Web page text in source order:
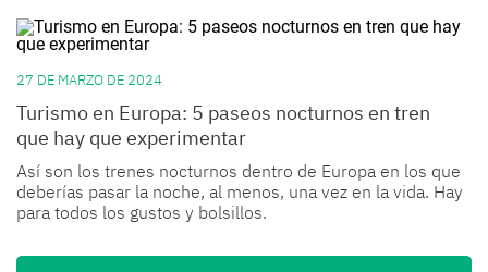
27 DE MARZO DE 2024
Turismo en Europa: 5 paseos nocturnos en tren
que hay que experimentar
Así son los trenes nocturnos dentro de Europa en los que
deberías pasar la noche, al menos, una vez en la vida. Hay
para todos los gustos y bolsillos.